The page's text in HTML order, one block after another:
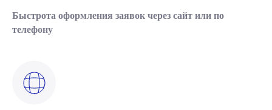
Быстрота оформления заявок через сайт или по
телефону